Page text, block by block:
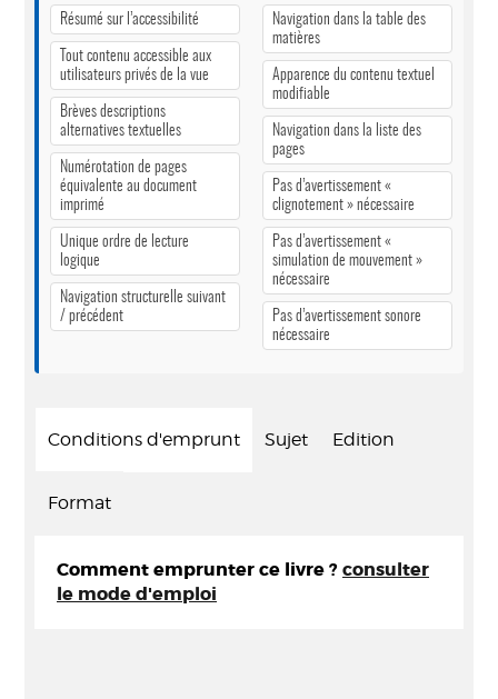
Résumé sur l’accessibilité
Tout contenu accessible aux
utilisateurs privés de la vue
Brèves descriptions
alternatives textuelles
Numérotation de pages
équivalente au document
imprimé
Unique ordre de lecture
logique
Navigation structurelle suivant
/ précédent
Navigation dans la table des
matières
Apparence du contenu textuel
modifiable
Navigation dans la liste des
pages
Pas d’avertissement «
clignotement » nécessaire
Pas d’avertissement «
simulation de mouvement »
nécessaire
Pas d’avertissement sonore
nécessaire
Conditions d'emprunt Sujet Edition
Format
Comment emprunter ce livre ? consulter
le mode d'emploi